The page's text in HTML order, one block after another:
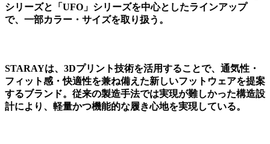
シリーズと「UFO」シリーズを中心としたラインアップ
で、一部カラー・サイズを取り扱う。
STARAYは、3Dプリント技術を活用することで、通気性・
フィット感・快適性を兼ね備えた新しいフットウェアを提案
するブランド。従来の製造手法では実現が難しかった構造設
計により、軽量かつ機能的な履き心地を実現している。